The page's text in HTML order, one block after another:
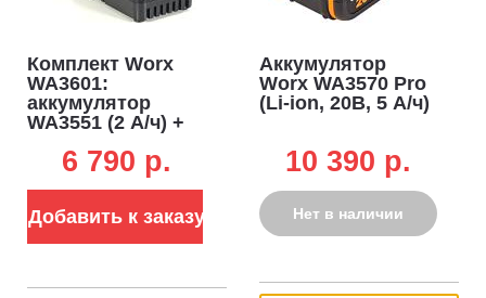
Комплект Worx
WA3601:
аккумулятор
WA3551 (2 А/ч) +
устройство
WA3880 (2 А)
6 790 p.
Добавить к заказу
Аккумулятор
Worx WA3570 Pro
(Li-ion, 20В, 5 А/ч)
10 390 p.
Нет в наличии